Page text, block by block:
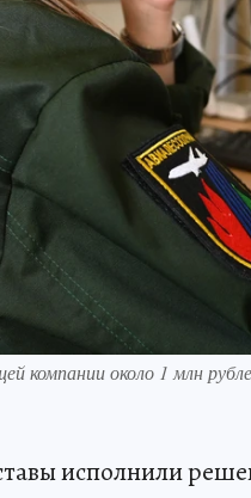
компании около 1 млн
исполнили